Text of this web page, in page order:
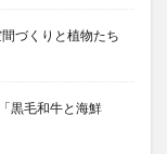
づくりと植物たち
黒毛和牛と海鮮